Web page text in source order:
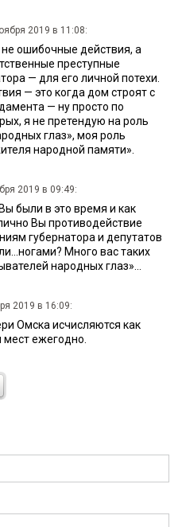
2019 в 11:08:
не ошибочные действия, а
преступные
— для его личной потехи.
— это когда дом строят с
— ну просто по
я не претендую на роль
глаз», моя роль
народной памяти».
2019 в 09:49:
были в это время и как
Вы противодействие
губернатора и депутатов
Много вас таких
народных глаз»...
2019 в 16:09:
Омска исчисляются как
ежегодно.
2019 в 16:07:
обсуждать, сколько
господин в
Омске. Начнем, пожалуй, с
свое хобби. По данным Forbes
рублей в год. Я слышал, что
до миллиарда доходило
что). В этом году на